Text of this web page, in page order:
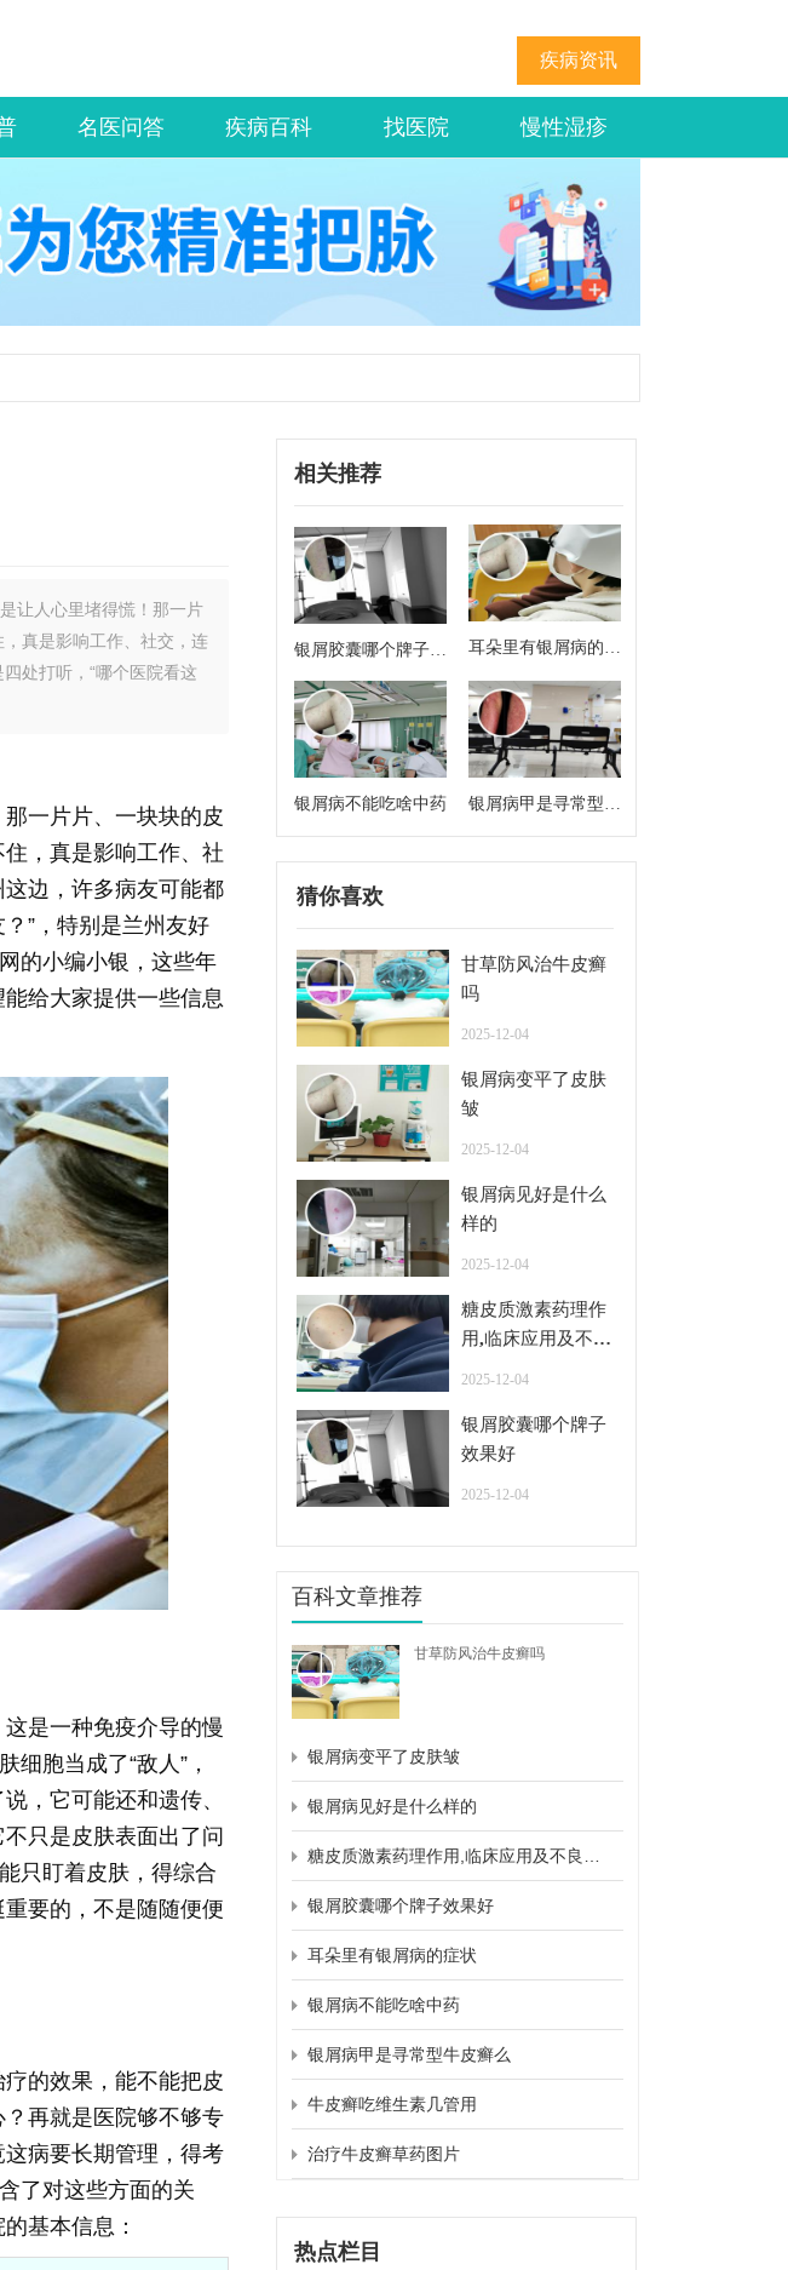
疾病资讯
名医问答 疾病百科 找医院 慢性湿疹
让人心里堵得慌！那一片
真是影响工作、社交，连
处打听，“哪个医院看这
一片片、一块块的皮
，真是影响工作、社
边，许多病友可能都
”，特别是兰州友好
的小编小银，这些年
给大家提供一些信息
是一种免疫介导的慢
胞当成了“敌人”，
，它可能还和遗传、
只是皮肤表面出了问
只盯着皮肤，得综合
要的，不是随随便便
的效果，能不能把皮
再就是医院够不够专
病要长期管理，得考
了对这些方面的关
基本信息：
相关推荐
银屑胶囊哪个牌子效
果好
耳朵里有银屑病的症
银屑病不能吃啥中药
银屑病甲是寻常型牛
皮癣么
猜你喜欢
甘草防风治牛皮癣
吗
2025-12-04
银屑病变平了皮肤
皱
2025-12-04
银屑病见好是什么
样的
2025-12-04
糖皮质激素药理作
用,临床应用及不良
2025-12-04
银屑胶囊哪个牌子
效果好
2025-12-04
百科文章推荐
甘草防风治牛皮癣吗
银屑病变平了皮肤皱
银屑病见好是什么样的
银屑胶囊哪个牌子效果好
耳朵里有银屑病的症状
银屑病不能吃啥中药
银屑病甲是寻常型牛皮癣么
牛皮癣吃维生素几管用
治疗牛皮癣草药图片
热点栏目